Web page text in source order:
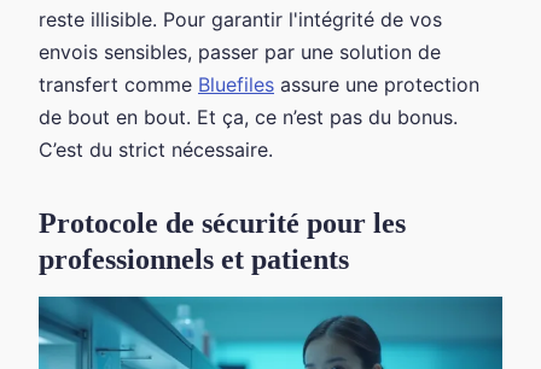
reste illisible. Pour garantir l'intégrité de vos
envois sensibles, passer par une solution de
transfert comme Bluefiles assure une protection
de bout en bout. Et ça, ce n’est pas du bonus.
C’est du strict nécessaire.
Protocole de sécurité pour les
professionnels et patients